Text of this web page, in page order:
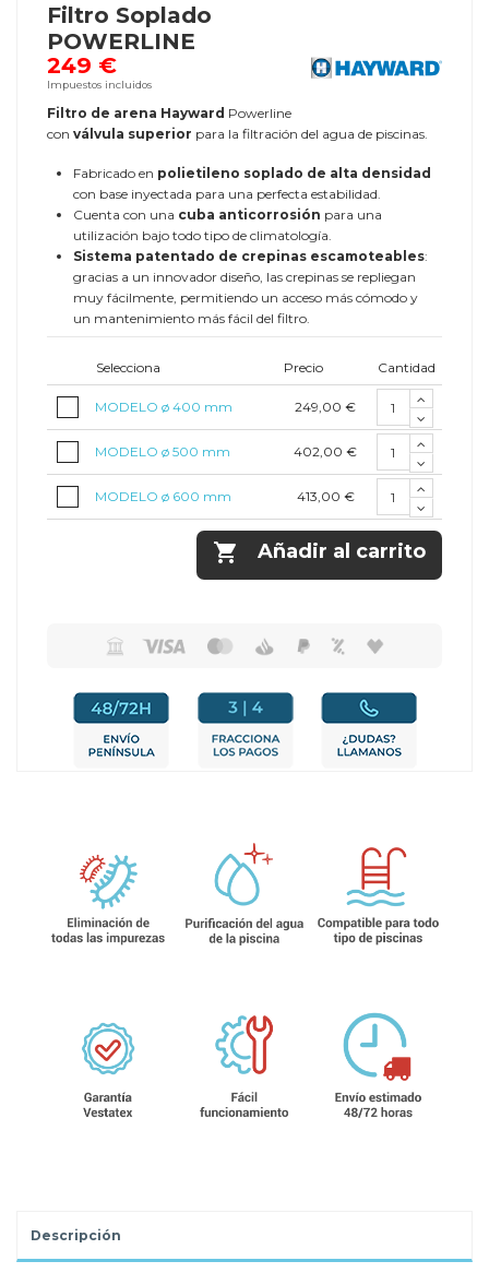
Filtro Soplado
POWERLINE
249 €
Impuestos incluidos
Filtro de arena Hayward Powerline
con válvula superior para la filtración del agua de piscinas.
Fabricado en polietileno soplado de alta densidad
con base inyectada para una perfecta estabilidad.
Cuenta con una cuba anticorrosión para una
utilización bajo todo tipo de climatología.
Sistema patentado de crepinas escamoteables:
gracias a un innovador diseño, las crepinas se repliegan
muy fácilmente, permitiendo un acceso más cómodo y
un mantenimiento más fácil del filtro.
Selecciona Precio Cantidad
MODELO ø 400 mm 249,00 €
MODELO ø 500 mm 402,00 €
MODELO ø 600 mm 413,00 €
 Añadir al carrito
Descripción